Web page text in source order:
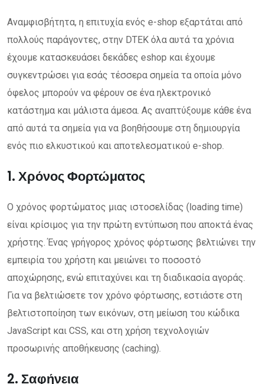
Αναμφισβήτητα, η επιτυχία ενός e-shop εξαρτάται από
πολλούς παράγοντες, στην DTEK όλα αυτά τα χρόνια
έχουμε κατασκευάσει δεκάδες eshop και έχουμε
συγκεντρώσει για εσάς τέσσερα σημεία τα οποία μόνο
όφελος μπορούν να φέρουν σε ένα ηλεκτρονικό
κατάστημα και μάλιστα άμεσα. Ας αναπτύξουμε κάθε ένα
από αυτά τα σημεία για να βοηθήσουμε στη δημιουργία
ενός πιο ελκυστικού και αποτελεσματικού e-shop.
1. Χρόνος Φορτώματος
Ο χρόνος φορτώματος μιας ιστοσελίδας (loading time)
είναι κρίσιμος για την πρώτη εντύπωση που αποκτά ένας
χρήστης. Ένας γρήγορος χρόνος φόρτωσης βελτιώνει την
εμπειρία του χρήστη και μειώνει το ποσοστό
αποχώρησης, ενώ επιταχύνει και τη διαδικασία αγοράς.
Για να βελτιώσετε τον χρόνο φόρτωσης, εστιάστε στη
βελτιστοποίηση των εικόνων, στη μείωση του κώδικα
JavaScript και CSS, και στη χρήση τεχνολογιών
προσωρινής αποθήκευσης (caching).
2. Σαφήνεια